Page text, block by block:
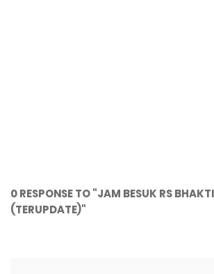
0 RESPONSE TO "JAM BESUK RS
(TERUPDATE)"